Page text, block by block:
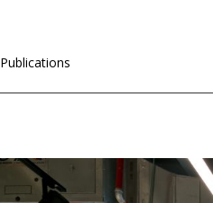
Publications